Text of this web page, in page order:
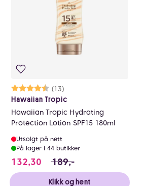
du sparer
Karakter:
(13)
4.8 av 5 mulige
Hawaiian Tropic
Hawaiian Tropic Hydrating
Protection Lotion SPF15 180ml
Utsolgt på nett
På lager i 44 butikker
132,30 132.3 i stedet for 189
189,-
Klikk og hent